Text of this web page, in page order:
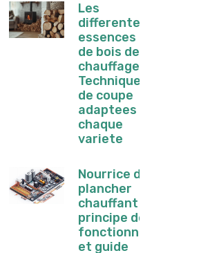
Les
differentes
essences
de bois de
chauffage :
Techniques
de coupe
adaptees a
chaque
variete
Nourrice de
plancher
chauffant :
principe de
fonctionnement
et guide